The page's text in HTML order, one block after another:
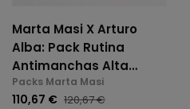
Marta Masi X Arturo
Alba: Pack Rutina
Antimanchas Alta
Potencia
Packs Marta Masi
110,67 € 120,67 €